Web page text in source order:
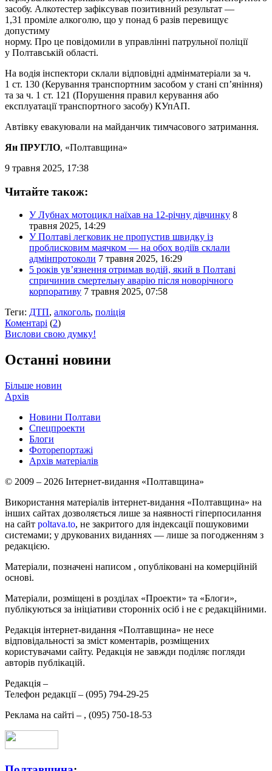
засобу. Алкотестер зафіксував позитивний результат —
1,31 проміле алкоголю, що у понад 6 разів перевищує
допустиму
норму. Про це повідомили в управлінні патрульної поліції
у Полтавській області.
На водія інспектори склали відповідні адмінматеріали за ч.
1 ст. 130 (Керування транспортним засобом у стані спʼяніння)
та за ч. 1 ст. 121 (Порушення правил керування або
експлуатації транспортного засобу) КУпАП.
Автівку евакуювали на майданчик тимчасового затримання.
Ян ПРУГЛО, «Полтавщина»
9 травня 2025, 17:38
Читайте також:
У Лубнах мотоцикл наїхав на 12-річну дівчинку 8
травня 2025, 14:29
У Полтаві легковик не пропустив швидку із
проблисковим маячком — на обох водіїв склали
адмінпротоколи 7 травня 2025, 16:29
5 років ув’язнення отримав водій, який в Полтаві
спричинив смертельну аварію після новорічного
корпоративу 7 травня 2025, 07:58
Теги: ДТП, алкоголь, поліція
Коментарі (2)
Вислови свою думку!
Останні новини
Більше новин
Архів
Новини Полтави
Спецпроекти
Блоги
Фоторепортажі
Архів матеріалів
© 2009 – 2026 Інтернет-видання «Полтавщина»
Використання матеріалів інтернет-видання «Полтавщина» на
інших сайтах дозволяється лише за наявності гіперпосилання
на сайт poltava.to, не закритого для індексації пошуковими
системами; у друкованих виданнях — лише за погодженням з
редакцією.
Матеріали, позначені написом , опубліковані на комерційній
основі.
Матеріали, розміщені в розділах «Проекти» та «Блоги»,
публікуються за ініціативи сторонніх осіб і не є редакційними.
Редакція інтернет-видання «Полтавщина» не несе
відповідальності за зміст коментарів, розміщених
користувачами сайту. Редакція не завжди поділяє погляди
авторів публікацій.
Редакція –
Телефон редакції – (095) 794-29-25
Реклама на сайті – , (095) 750-18-53